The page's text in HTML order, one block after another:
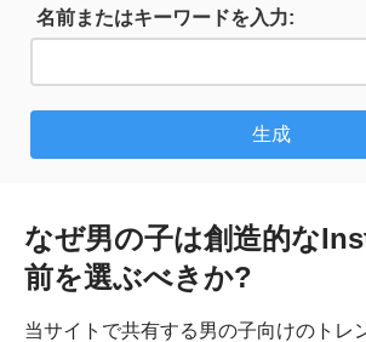
名前またはキーワードを入力:
なぜ男の子は創造的な
前を選ぶべきか?
当サイトで共有する男の子向けのトレ